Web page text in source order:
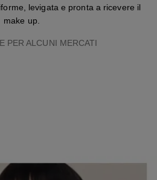
levigata e pronta a ricevere il
make up.
PER ALCUNI MERCATI